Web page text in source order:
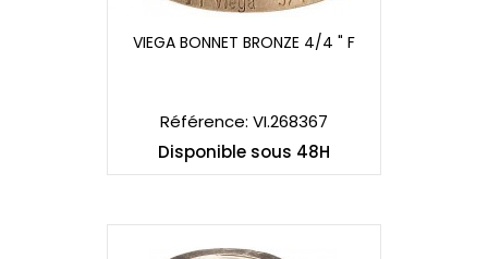
VIEGA BONNET BRONZE 4/4 " F
Référence: VI.268367
Disponible sous 48H